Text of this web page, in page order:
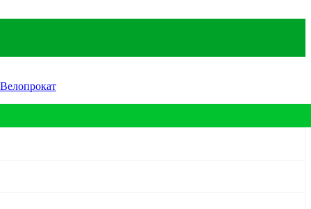
Велопрокат